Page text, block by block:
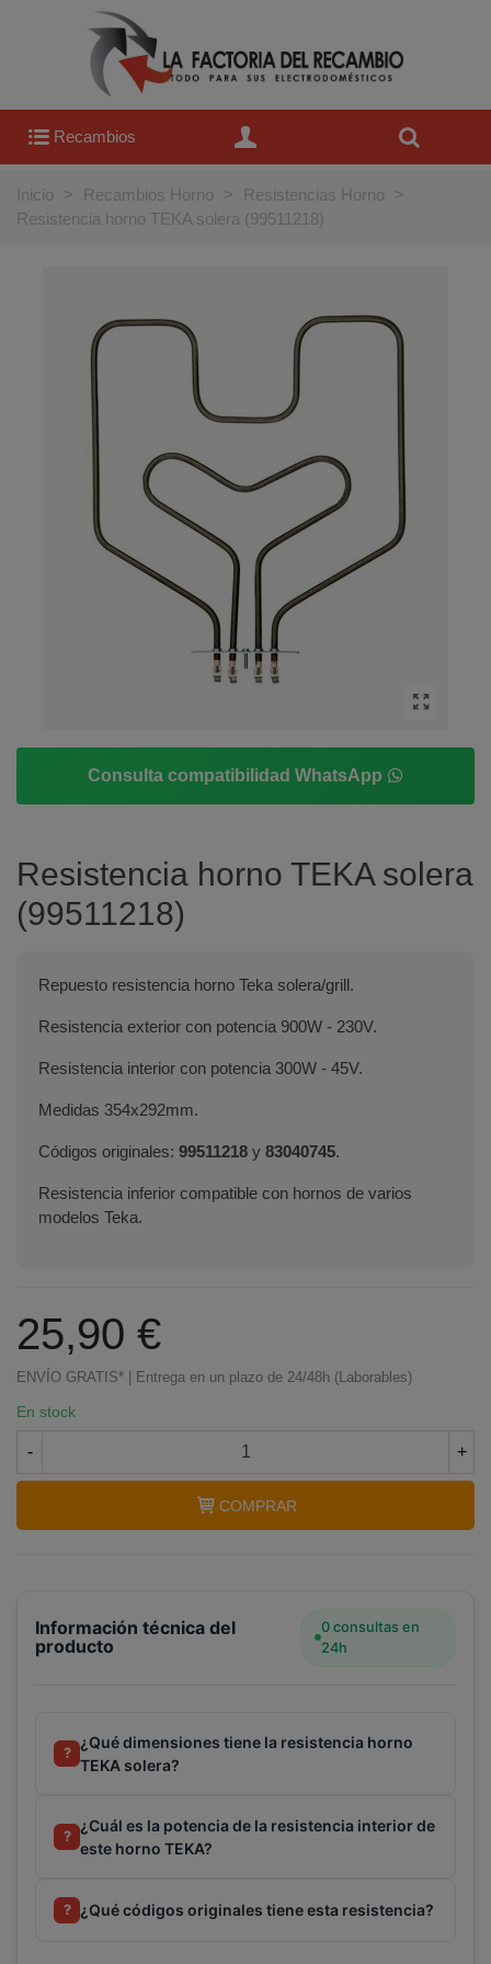
Recambios
Inicio > Recambios Horno > Resistencias Horno
>
Resistencia horno TEKA solera (99511218)
Consulta compatibilidad WhatsApp
Resistencia horno TEKA solera
(99511218)
Repuesto resistencia horno Teka solera/grill.
Resistencia exterior con potencia 900W - 230V.
Resistencia interior con potencia 300W - 45V.
Medidas 354x292mm.
Códigos originales: 99511218 y 83040745.
Resistencia inferior compatible con hornos de varios
modelos Teka.
25,90 €
ENVÍO GRATIS* | Entrega en un plazo de 24/48h (Laborables)
En stock
- +
COMPRAR
Información técnica del
producto
0 consultas en
24h
?
¿Qué dimensiones tiene la resistencia horno
TEKA solera?
?
¿Cuál es la potencia de la resistencia interior de
este horno TEKA?
? ¿Qué códigos originales tiene esta resistencia?
Terminal de consulta○ Motor activo -
Resistencia horno TEKA solera (99511218)